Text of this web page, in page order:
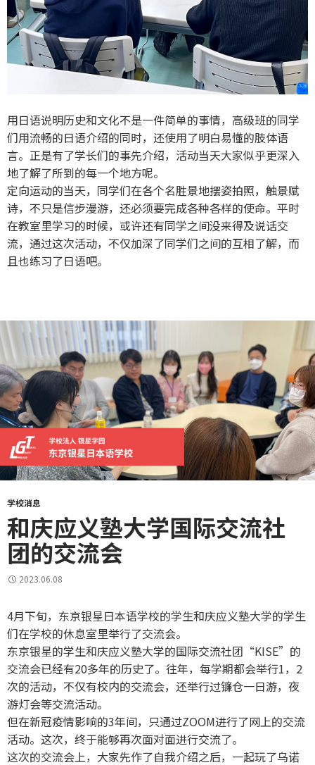
用日语说明历史和文化不是一件简单的事情，高级班的同学
们用流畅的日语介绍的同时，还使用了明白易懂的肢体语
言。正是有了学长们的事先介绍，活动当天大家似乎更深入
地了解了所到的每一个地方呢。
定向运动的当天，同学们在各个名胜景地摆姿拍照，触景赋
诗，不只是信步漫游，还必须要完成各种各样的使命。平时
在教室里学习的时候，或许还有同学之间没来得及说话交
流，通过这次活动，不仅加深了同学们之间的互相了解，而
且也练习了日语吧。
学校消息
和庆应义塾大学国际交流社
团的交流会
2023.06.08
4月下旬，东京银星日本语学校的学生和庆应义塾大学的学生
们在学校的休息室里举行了交流会。
东京银星的学生和庆应义塾大学的国际交流社团“KISE”的
交流会已经有20多年的历史了。往年，每学期都会举行1，2
次的活动，不仅有校内的交流会，还举行过镰仓一日游，夜
游灯会等交流活动。
但在新冠疫情影响的3年间，只通过ZOOM进行了网上的交流
活动。这次，终于能够再次面对面进行交流了。
这次的交流会上，大家先作了自我介绍之后，一起玩了乌诺